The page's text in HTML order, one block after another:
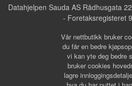
Datahjelpen Sauda AS Rådhusgata
- Foretaksregisteret
Vår nettbutikk bruker
du får en bedre
vi kan yte deg bedre
bruker cookies
lagre